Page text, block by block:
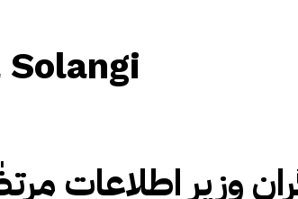
وزیرِ اطلاعات